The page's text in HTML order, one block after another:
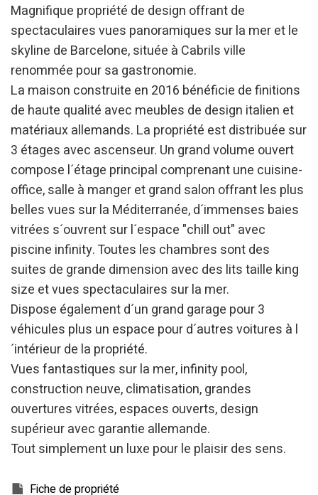
Magnifique propriété de design offrant de
spectaculaires vues panoramiques sur la mer et le
skyline de Barcelone, située à Cabrils ville
renommée pour sa gastronomie.
La maison construite en 2016 bénéficie de finitions
de haute qualité avec meubles de design italien et
matériaux allemands. La propriété est distribuée sur
3 étages avec ascenseur. Un grand volume ouvert
compose l´étage principal comprenant une cuisine-
office, salle à manger et grand salon offrant les plus
belles vues sur la Méditerranée, d´immenses baies
vitrées s´ouvrent sur l´espace "chill out" avec
piscine infinity. Toutes les chambres sont des
suites de grande dimension avec des lits taille king
size et vues spectaculaires sur la mer.
Dispose également d´un grand garage pour 3
véhicules plus un espace pour d´autres voitures à l
´intérieur de la propriété.
Vues fantastiques sur la mer, infinity pool,
construction neuve, climatisation, grandes
ouvertures vitrées, espaces ouverts, design
supérieur avec garantie allemande.
Tout simplement un luxe pour le plaisir des sens.
Fiche de propriété